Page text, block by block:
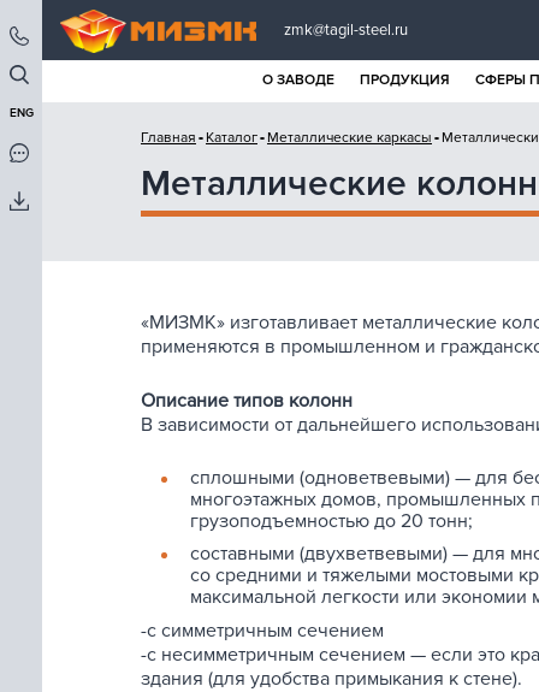
ENG
zmk@tagil-steel.ru
О ЗАВОДЕ ПРОДУКЦИЯ СФЕРЫ
Главная Каталог Металлические каркасы
Металлические
«МИЗМК» изготавливает металлические
применяются в промышленном и
Описание типов колонн
В зависимости от дальнейшего
сплошными (одноветвевыми) — для
многоэтажных домов, промышленных
грузоподъемностью до 20 тонн;
составными (двухветвевыми) — для
со средними и тяжелыми мостовыми
максимальной легкости или экономии
-с симметричным сечением
-с несимметричным сечением — если это
здания (для удобства примыкания к стене).